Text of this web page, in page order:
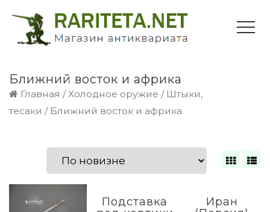
Ближний восток и африка
Главная /Холодное оружие / Штыки,
тесаки / Ближний восток и африка
Подставка
Иран